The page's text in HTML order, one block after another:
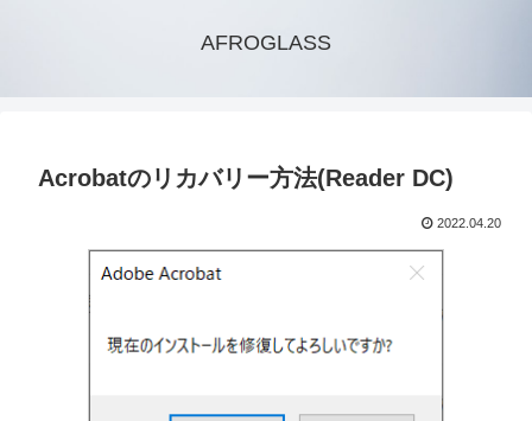
AFROGLASS
Acrobatのリカバリー方法(Reader DC)
2022.04.20